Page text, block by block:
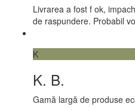
Livrarea a fost f ok,
de raspundere. Probabil
K
K. B.
Gamă largă de produse